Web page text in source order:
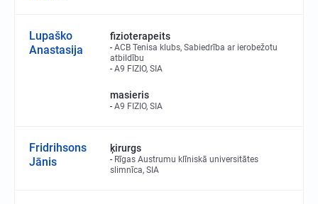
Lupaško
Anastasija
fizioterapeits
ACB Tenisa klubs, Sabiedrība ar ierobežotu
atbildību
A9 FIZIO, SIA
masieris
A9 FIZIO, SIA
Fridrihsons
Jānis
ķirurgs
Rīgas Austrumu klīniskā universitātes
slimnīca, SIA